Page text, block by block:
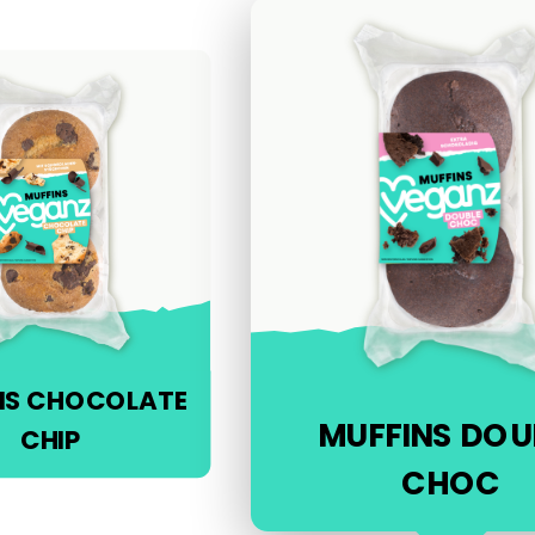
CHOCOLATE
CHIP
MUFFINS
CHOC